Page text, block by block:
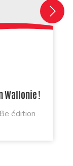
Wallonie !
édition